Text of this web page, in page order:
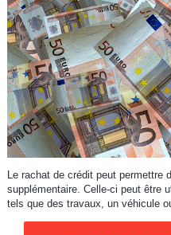
Le rachat de crédit peut permettre
supplémentaire. Celle-ci peut être
tels que des travaux, un véhicule